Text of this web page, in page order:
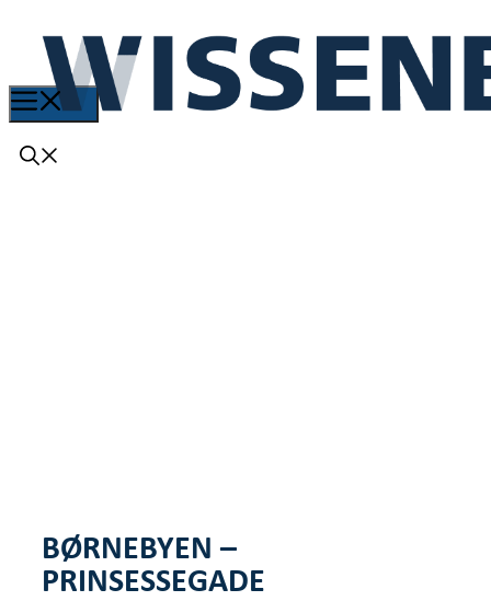
BØRNEBYEN –
PRINSESSEGADE